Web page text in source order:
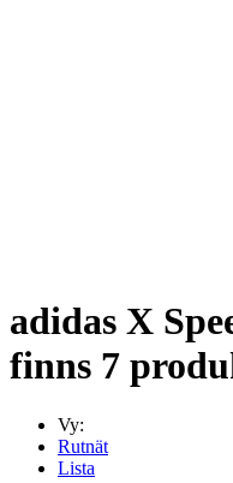
adidas X
finns 7
Vy:
Rutnät
Lista